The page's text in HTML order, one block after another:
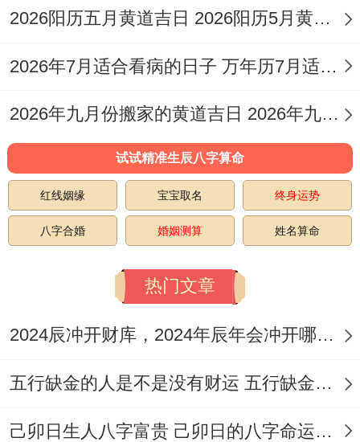
纳畜、掘井、安葬、除服、成服。
是日宜事繁多、标记将来生活多样多彩，适
6.阳历2026年11月12日，星期四
农历十月初四，冲猴（丙申）煞北。
动土、入宅、移徙、安床、上梁、开市、交
此日利于开启新阶段;适合注重实际规划还有
长远发展的伴侣！
2026阳历五月黄道吉日 2026阳历5月黄道吉日
2026年7月适合看病的日子 万年历7月适合看病的日子
2026年九月份搬家的黄道吉日 2026年九月份出生要什么时候怀孕
试试精准生辰八字算命
红线姻缘 宝宝取名 终身运势
八字合婚 婚姻测算 姓名算命
热门文章
2024辰冲开财库，2024年辰年会冲开哪些人的财库
五行缺金的人是不是没有财运 五行缺金的人命运好不好
己卯日生人八字富贵 己卯日的八字命运如何